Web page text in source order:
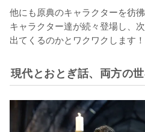
他にも原典のキャラクターを彷
キャラクター達が続々登場し、
出てくるのかとワクワクします！
現代とおとぎ話、両方の